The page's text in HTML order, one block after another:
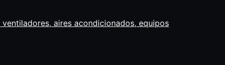
aires acondicionados, equipos